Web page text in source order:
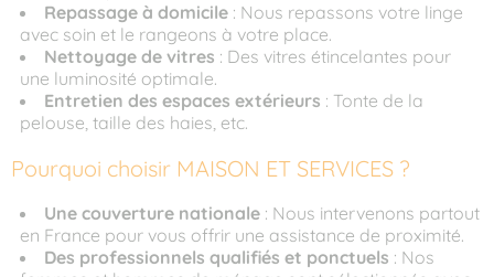
Repassage à domicile : Nous repassons votre linge
avec soin et le rangeons à votre place.
Nettoyage de vitres : Des vitres étincelantes pour
une luminosité optimale.
Entretien des espaces extérieurs : Tonte de la
pelouse, taille des haies, etc.
Pourquoi choisir MAISON ET SERVICES ?
Une couverture nationale : Nous intervenons partout
en France pour vous offrir une assistance de proximité.
Des professionnels qualifiés et ponctuels : Nos